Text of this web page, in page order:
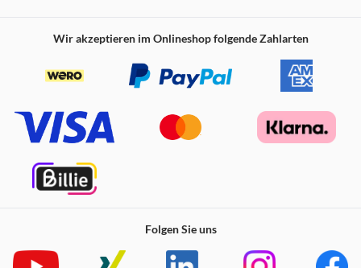
lüfterlose Design für einen ruhigen Betrieb.
Wir akzeptieren im Onlineshop folgende Zahlarten
Folgen Sie uns